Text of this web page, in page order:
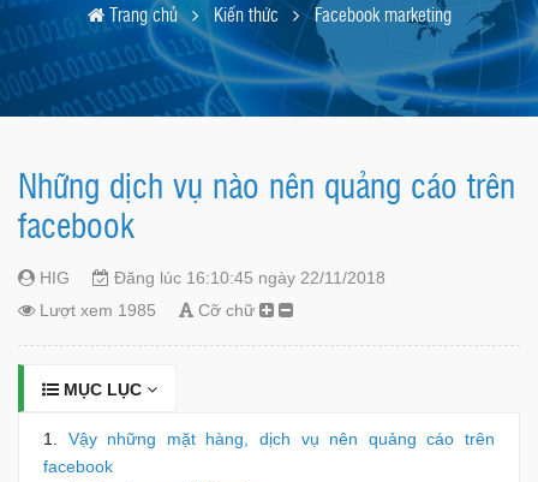
Trang chủ Kiến thức Facebook marketing
Những dịch vụ nào nên quảng cáo trên
facebook
HIG
Đăng lúc 16:10:45 ngày 22/11/2018
Lượt xem 1985
Cỡ chữ
MỤC LỤC
Vậy những mặt hàng, dịch vụ nên quảng cáo trên
facebook